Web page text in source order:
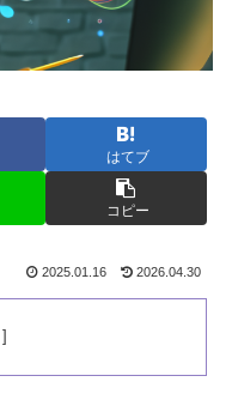
はてブ
コピー
2025.01.16 2026.04.30